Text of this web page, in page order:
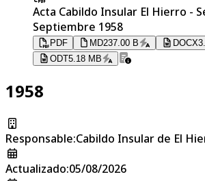
Acta Cabildo Insular El Hierro -
Septiembre 1958
PDF MD237.00 B DOCX
ODT5.18 MB
1958
Responsable:Cabildo Insular de El
Actualizado:05/08/2026